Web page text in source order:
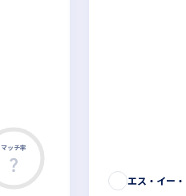
マッチ率